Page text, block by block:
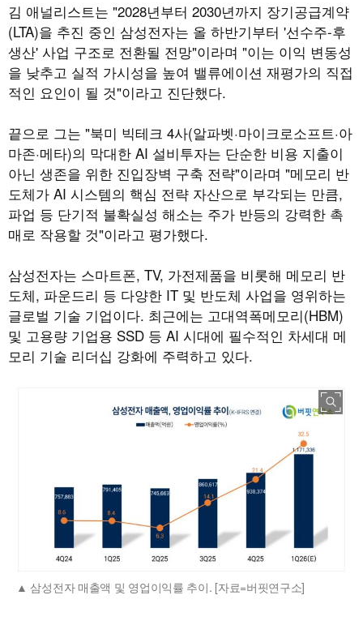
김 애널리스트는 "2028년부터 2030년까지 장기공급계약
(LTA)을 추진 중인 삼성전자는 올 하반기부터 '선수주-후
생산' 사업 구조로 전환될 전망"이라며 "이는 이익 변동성
을 낮추고 실적 가시성을 높여 밸류에이션 재평가의 직접
적인 요인이 될 것"이라고 진단했다.
끝으로 그는 "북미 빅테크 4사(알파벳·마이크로소프트·아
마존·메타)의 막대한 AI 설비투자는 단순한 비용 지출이
아닌 생존을 위한 진입장벽 구축 전략"이라며 "메모리 반
도체가 AI 시스템의 핵심 전략 자산으로 부각되는 만큼,
파업 등 단기적 불확실성 해소는 주가 반등의 강력한 촉
매로 작용할 것"이라고 평가했다.
삼성전자는 스마트폰, TV, 가전제품을 비롯해 메모리 반
도체, 파운드리 등 다양한 IT 및 반도체 사업을 영위하는
글로벌 기술 기업이다. 최근에는 고대역폭메모리(HBM)
및 고용량 기업용 SSD 등 AI 시대에 필수적인 차세대 메
모리 기술 리더십 강화에 주력하고 있다.
삼성전자 매출액 및 영업이익률 추이. [자료=버핏연구소]